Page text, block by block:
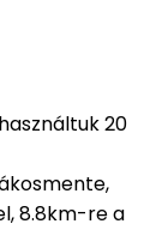
20
8.8km-re a